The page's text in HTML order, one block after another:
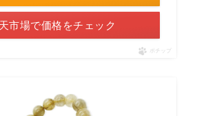
市場で価格をチェック
ポチップ